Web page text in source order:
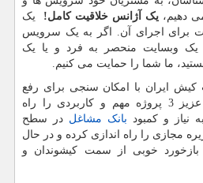
دهیم، یک آژانس خلاقیت کامل! یک
برای اجرای آن. اگر به یک سرویس
یا یک وبسایت منحصر به فرد و یا یک
ما شما را حمایت می کنیم.
کیش ایران با امکان سنجی برای رفع
نیاز کیشوندان و مسافران عزیز 3 پروژه مهم و کاربردی را راه
نیاز و کمبود بانک مشاغل در سطح
مجازی را راه اندازی کرده و در حال
خوبی از سمت کیشوندان و